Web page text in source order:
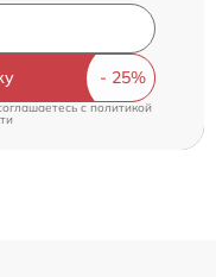
c политикой